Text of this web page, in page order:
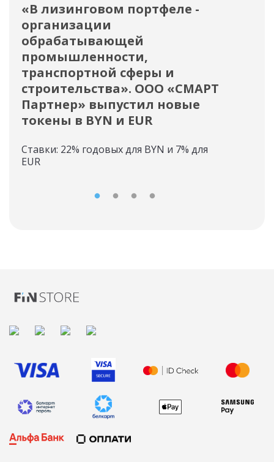
«В лизинговом портфеле -
организации
обрабатывающей
промышленности,
транспортной сферы и
строительства». ООО «СМАРТ
Партнер» выпустил новые
токены в BYN и EUR
Ставки: 22% годовых для BYN и 7% для
EUR